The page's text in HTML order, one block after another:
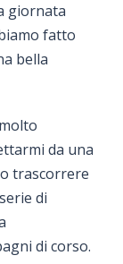
giornata
fatto
bella
da una
trascorrere
di
di corso.